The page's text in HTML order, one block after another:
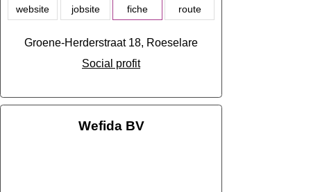
website jobsite fiche route
Groene-Herderstraat 18, Roeselare
Social profit
Wefida BV